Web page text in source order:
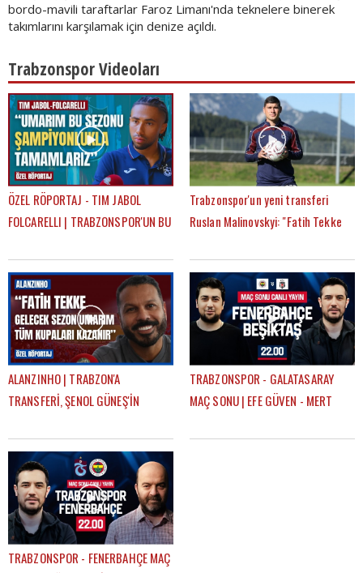
bordo-mavili taraftarlar Faroz Limanı'nda teknelere binerek
takımlarını karşılamak için denize açıldı.
Trabzonspor Videoları
ÖZEL RÖPORTAJ - TIM JABOL
FOLCARELLI | TRABZONSPOR'UN BU
SAÇ TARZI
Trabzonspor'un yeni transferi
Ruslan Malinovskyi: "Fatih Tekke
ALANZINHO | TRABZON'A
TRANSFERİ, ŞENOL GÜNEŞ'İN
TEKKE'Yİ NASIL TANIMLAR?
TRABZONSPOR - GALATASARAY
MAÇ SONU | EFE GÜVEN - MERT
TRABZONSPOR - FENERBAHÇE MAÇ